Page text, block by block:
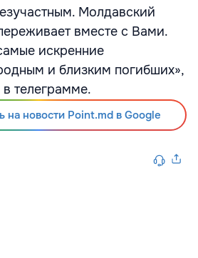
Молдавский
вместе с Вами.
искренние
и близким погибших»,
телеграмме.
на новости Point.md в Google